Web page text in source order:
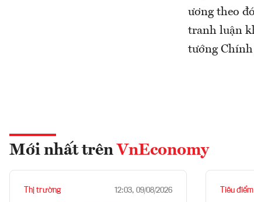
ương theo
tranh luận
tướng Chính
Mới nhất trên VnEconomy
Thị trường 12:03, 09/08/2026 Tiêu điểm